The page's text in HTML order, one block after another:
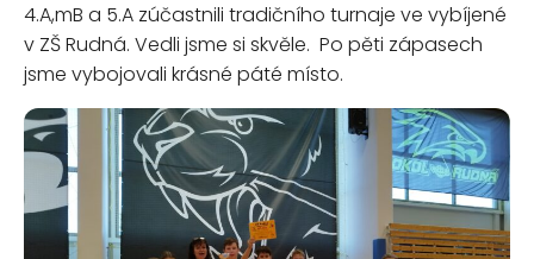
4.A,mB a 5.A zúčastnili tradičního turnaje ve vybíjené
v ZŠ Rudná. Vedli jsme si skvěle. Po pěti zápasech
jsme vybojovali krásné páté místo.